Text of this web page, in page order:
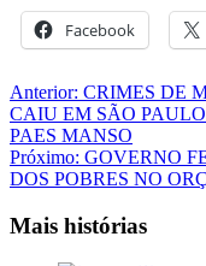
Facebook
Navegação
de
artigos
Anterior: CRIMES DE
CAIU EM SÃO
PAES MANSO
Próximo: GOVERNO
DOS POBRES NO
Mais histórias